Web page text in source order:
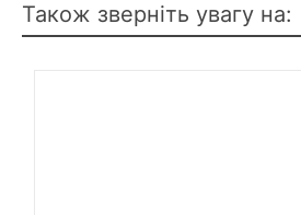
Також зверніть увагу на: